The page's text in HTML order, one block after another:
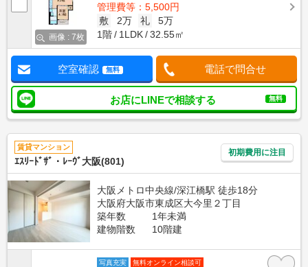
画像 : 7枚
管理費等：5,500円
敷
2万 礼
5万
1階
1LDK 32.55㎡
空室確認 無料 電話で問合せ
お店にLINEで相談する 無料
賃貸マンション
ｴｽﾘｰﾄﾞｻﾞ・ﾚｰｳﾞ大阪(801)
初期費用に注目
大阪メトロ中央線/深江橋駅 徒歩18分
大阪府大阪市東成区大今里２丁目
築年数
1年未満
建物階数
10階建
写真充実
無料オンライン相談可